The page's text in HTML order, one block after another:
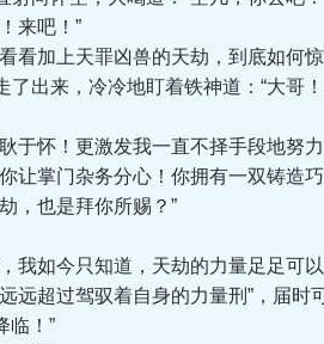
来吧！”
加上天罪凶兽的天劫，到底如何惊
来，冷冷地盯着铁神道：“大哥
怀！更激发我一直不择手段地努
掌门杂务分心！你拥有一双铸造
，也是拜你所赐？”
如今只知道，天劫的力量足足可
超过驾驭着自身的力量刑”，届时
临！”